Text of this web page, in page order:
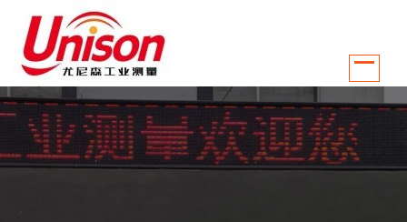
江苏南京尤尼森工业测量控制系统有限公司是国内较早从事温控行业自动